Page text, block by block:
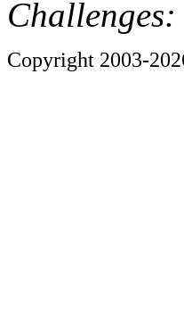
Copyright 2003-